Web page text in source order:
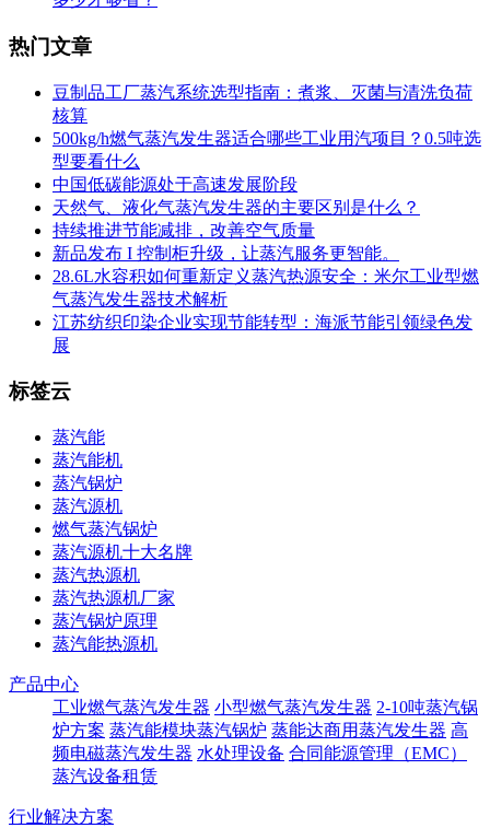
热门文章
豆制品工厂蒸汽系统选型指南：煮浆、灭菌与清洗负荷
核算
500kg/h燃气蒸汽发生器适合哪些工业用汽项目？0.5吨选
型要看什么
中国低碳能源处于高速发展阶段
天然气、液化气蒸汽发生器的主要区别是什么？
持续推进节能减排，改善空气质量
新品发布 I 控制柜升级，让蒸汽服务更智能。
28.6L水容积如何重新定义蒸汽热源安全：米尔工业型燃
气蒸汽发生器技术解析
江苏纺织印染企业实现节能转型：海派节能引领绿色发
展
标签云
蒸汽能
蒸汽能机
蒸汽锅炉
蒸汽源机
燃气蒸汽锅炉
蒸汽源机十大名牌
蒸汽热源机
蒸汽热源机厂家
蒸汽锅炉原理
蒸汽能热源机
产品中心
工业燃气蒸汽发生器 小型燃气蒸汽发生器 2-10吨蒸汽锅
炉方案 蒸汽能模块蒸汽锅炉 蒸能达商用蒸汽发生器 高
频电磁蒸汽发生器 水处理设备 合同能源管理（EMC）
蒸汽设备租赁
行业解决方案